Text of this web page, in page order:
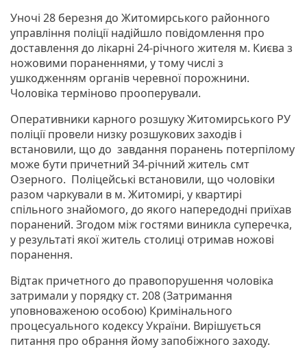
Уночі 28 березня до Житомирського районного
управління поліції надійшло повідомлення про
доставлення до лікарні 24-річного жителя м. Києва з
ножовими пораненнями, у тому числі з
ушкодженням органів черевної порожнини.
Чоловіка терміново прооперували.
Оперативники карного розшуку Житомирського РУ
поліції провели низку розшукових заходів і
встановили, що до завдання поранень потерпілому
може бути причетний 34-річний житель смт
Озерного. Поліцейські встановили, що чоловіки
разом чаркували в м. Житомирі, у квартирі
спільного знайомого, до якого напередодні приїхав
поранений. Згодом між гостями виникла суперечка,
у результаті якої житель столиці отримав ножові
поранення.
Відтак причетного до правопорушення чоловіка
затримали у порядку ст. 208 (Затримання
уповноваженою особою) Кримінального
процесуального кодексу України. Вирішується
питання про обрання йому запобіжного заходу.